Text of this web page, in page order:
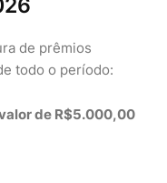
de prêmios
todo o período:
de R$5.000,00